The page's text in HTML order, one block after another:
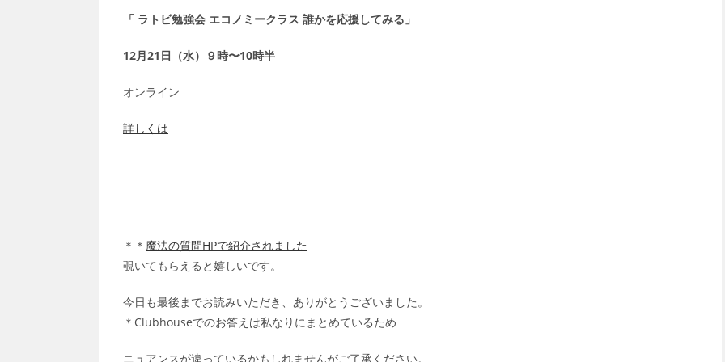
「 ラトビ勉強会 エコノミークラス 誰かを応援してみる」
12月21日（水）９時〜10時半
オンライン
詳しくは
＊＊ 魔法の質問HPで紹介されました
覗いてもらえると嬉しいです。
今日も最後までお読みいただき、ありがとうございました。
＊Clubhouseでのお答えは私なりにまとめているため
ニュアンスが違っているかもしれませんがご了承ください。